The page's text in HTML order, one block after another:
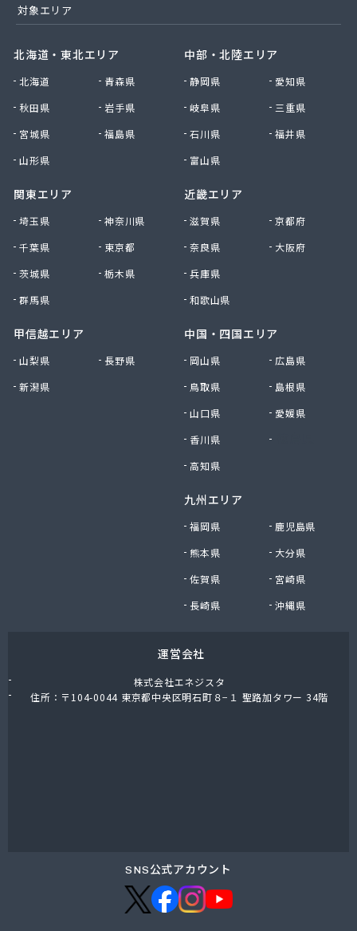
仙台アイ・リビング株式会社
仙台エネルギーサービス株式会社
仙台ガス株式会社
仙台プロパン株式会社
仙台農業協同組合ガス供給センター
千葉商店
川村商店
ス課
曽波の神屋
大宮燃料店
大上屋商店
中央ガス設備工業株式会社
杜都エンジニア株式会社
渡辺米穀店
東北エア・ウォーター株式会社 仙台営業所
日交商事株式会社 折立オートガススタンド
NXエネルギー東北株式会社 宮城支店
NX商事株式会社 仙台支店
NX商事株式会社仙台支店LPガス部 仙台LPガス事
白ゆり商事株式会社 名取営業本部
白鳥商店
名取岩沼農業協同組合本店
鳴瀬ガス株式会社
対象エリア
北海道・東北エリア
北海道
青森県
秋田県
岩手県
宮城県
福島県
山形県
関東エリア
埼玉県
神奈川県
千葉県
東京都
茨城県
栃木県
群馬県
甲信越エリア
山梨県
長野県
新潟県
中部・北陸エリア
静岡県
愛知県
岐阜県
三重県
石川県
福井県
富山県
近畿エリア
滋賀県
京都府
奈良県
大阪府
兵庫県
和歌山県
中国・四国エリア
岡山県
広島県
鳥取県
島根県
山口県
愛媛県
香川県
高知県
九州エリア
福岡県
鹿児島県
熊本県
大分県
佐賀県
宮崎県
長崎県
沖縄県
運営会社
株式会社エネジスタ
住所：〒104-0044 東京都中央区明石町８−１ 聖路加タワー 34階
SNS公式アカウント